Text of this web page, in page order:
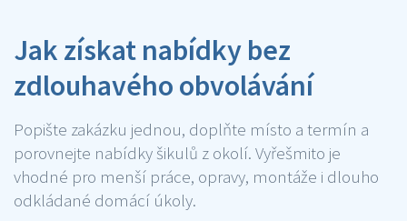
Jak získat nabídky bez
zdlouhavého obvolávání
Popište zakázku jednou, doplňte místo a termín a
porovnejte nabídky šikulů z okolí. Vyřešmito je
vhodné pro menší práce, opravy, montáže i dlouho
odkládané domácí úkoly.